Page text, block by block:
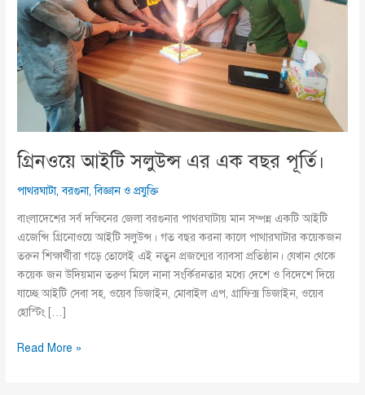
গ্রিনওয়ে আইটি সলুউন্স এর এক বছর পূর্তি।
পাথরঘাটা,বরগুনা,বিজ্ঞান ও প্রযুক্তি
বাংলাদেশের সর্ব দক্ষিনের জেলা বরগুনার পাথরঘাটায় মান সম্পন্ন একটি আইটি
এজেন্সি গ্রিনোওয়ে আইটি সলুউন্স। গত বছর করনা কালে পাথারঘাটার কয়েকজন
তরুন শিক্ষার্থীরা গড়ে তোলেই এই নতুন প্রজন্মের ব্যাবসা প্রতিষ্ঠান। যেখান থেকে
কয়েক জন উদিয়মান তরুণ মিলে নানা সংর্কিরনতার মধ্যে দেশে ও বিদেশে দিয়ে
যাচ্ছে আইটি সেবা সহ, ওয়েব ডিজাইন, মোবাইল এপ, গ্রাফিক্স ডিজাইন, ওয়েব
হোস্টিং […]
গ্রিনওয়ে
Read More »